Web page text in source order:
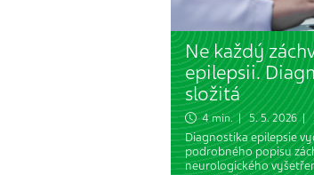
Ne každý
epilepsii.
složitá
4 min. | 5. 5. 2026 |
Diagnostika epilepsie
podrobného popisu
neurologického